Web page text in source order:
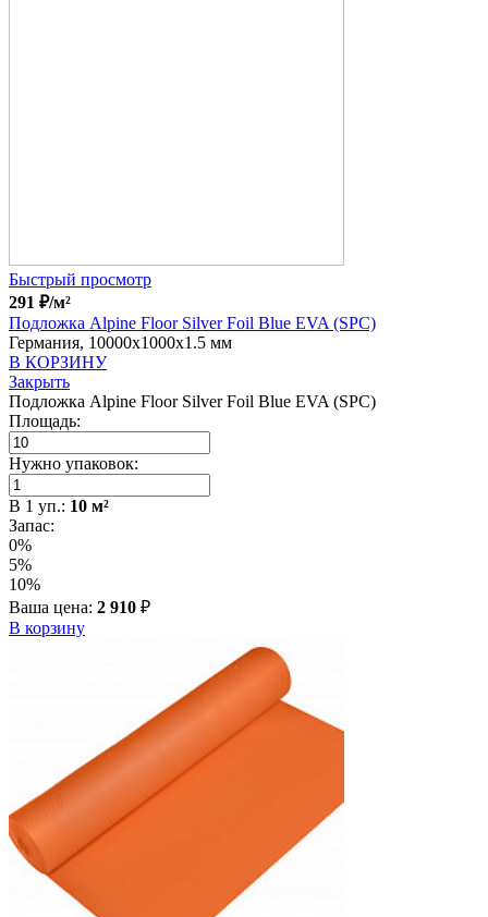
Быстрый просмотр
291 ₽/м²
Подложка Alpine Floor Silver Foil Blue EVA (SPC)
Германия, 10000x1000x1.5 мм
В КОРЗИНУ
Закрыть
Подложка Alpine Floor Silver Foil Blue EVA (SPC)
Площадь:
Нужно упаковок:
В 1 уп.: 10 м²
Запас:
0%
5%
10%
Ваша цена: 2 910 ₽
В корзину